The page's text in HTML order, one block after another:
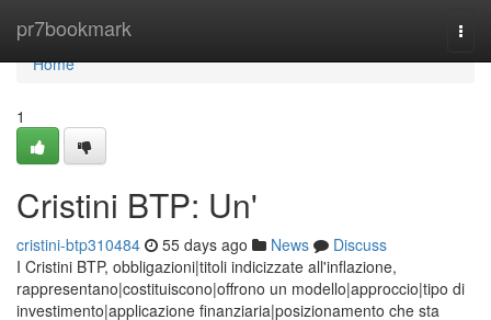
pr7bookmark
Home
Home
1
Cristini BTP: Un'
cristini-btp310484 55 days ago News
Discuss
I Cristini BTP, obbligazioni|titoli indicizzate all'inflazione,
rappresentano|costituiscono|offrono un modello|approccio|tipo di
investimento|applicazione finanziaria|posizionamento che sta